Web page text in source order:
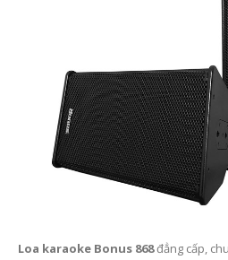
Loa karaoke Bonus 868đẳng cấp,